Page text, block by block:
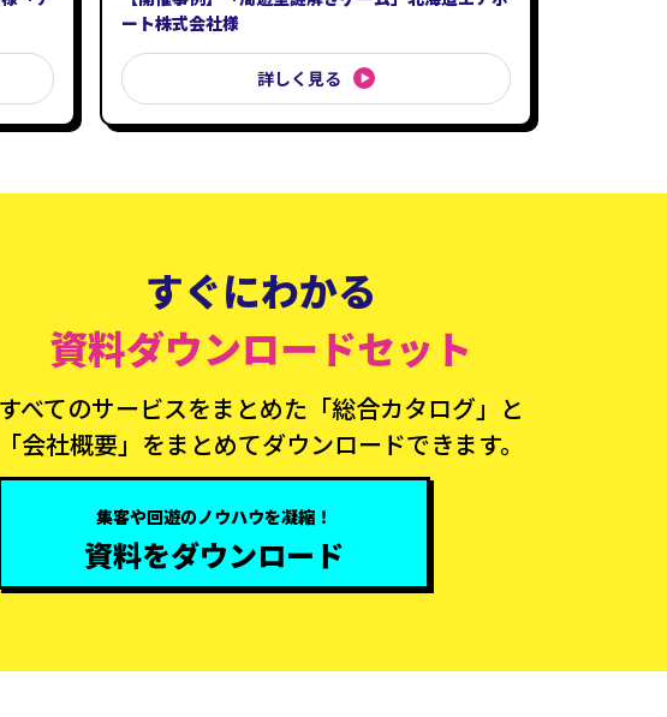
ート株式会社様
詳しく見る
すぐにわかる
資料ダウンロードセット
すべてのサービスをまとめた「総合カタログ」と
「会社概要」をまとめてダウンロードできます。
集客や回遊のノウハウを凝縮！
資料をダウンロード